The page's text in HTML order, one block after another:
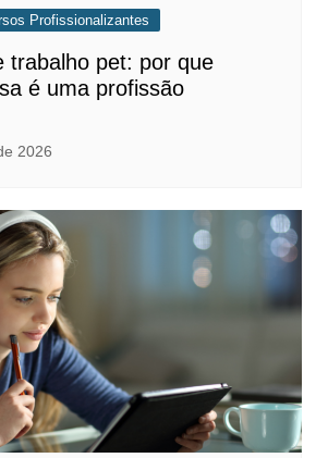
Profissionalizantes
trabalho pet: por que
é uma profissão
2026